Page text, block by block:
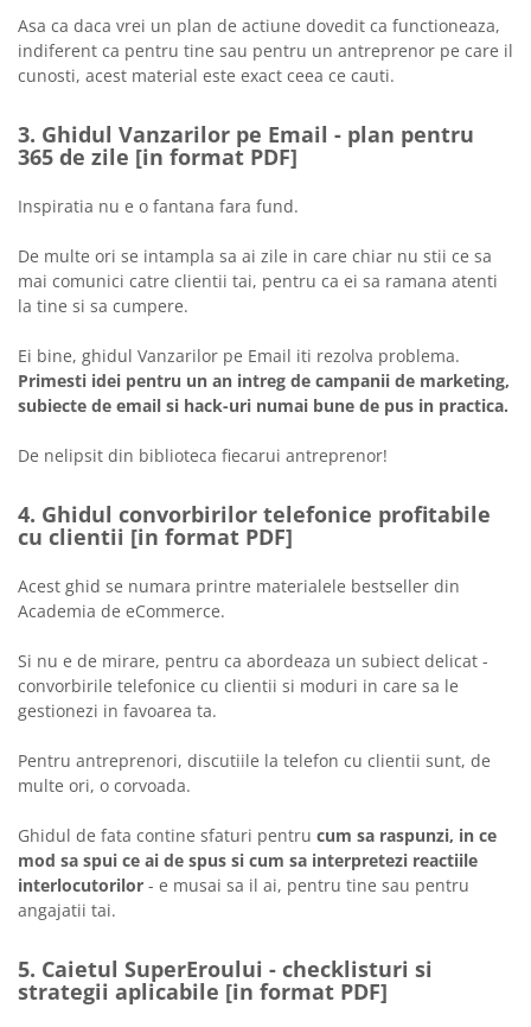
Asa ca daca vrei un plan de actiune dovedit ca functioneaza,
indiferent ca pentru tine sau pentru un antreprenor pe care il
cunosti, acest material este exact ceea ce cauti.
3. Ghidul Vanzarilor pe Email - plan pentru
365 de zile [in format PDF]
Inspiratia nu e o fantana fara fund.
De multe ori se intampla sa ai zile in care chiar nu stii ce sa
mai comunici catre clientii tai, pentru ca ei sa ramana atenti
la tine si sa cumpere.
Ei bine, ghidul Vanzarilor pe Email iti rezolva problema.
Primesti idei pentru un an intreg de campanii de marketing,
subiecte de email si hack-uri numai bune de pus in practica.
De nelipsit din biblioteca fiecarui antreprenor!
4. Ghidul convorbirilor telefonice profitabile
cu clientii [in format PDF]
Acest ghid se numara printre materialele bestseller din
Academia de eCommerce.
Si nu e de mirare, pentru ca abordeaza un subiect delicat -
convorbirile telefonice cu clientii si moduri in care sa le
gestionezi in favoarea ta.
Pentru antreprenori, discutiile la telefon cu clientii sunt, de
multe ori, o corvoada.
Ghidul de fata contine sfaturi pentru cum sa raspunzi, in ce
mod sa spui ce ai de spus si cum sa interpretezi reactiile
interlocutorilor - e musai sa il ai, pentru tine sau pentru
angajatii tai.
5. Caietul SuperEroului - checklisturi si
strategii aplicabile [in format PDF]